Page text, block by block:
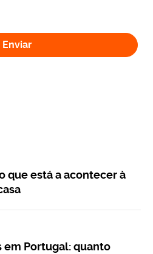
Enviar
que está a acontecer à
em Portugal: quanto